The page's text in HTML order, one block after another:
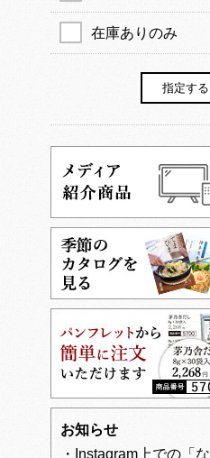
在庫ありのみ
お知らせ
・Instagram上での「な